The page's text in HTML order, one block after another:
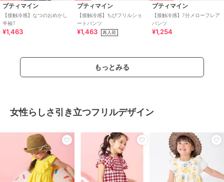
プティマイン
【接触冷感】なつのおめかし
半袖T
¥1,463
プティマイン
【接触冷感】ちびフリルショ
ートパンツ
¥1,463 再入荷
プティマイン
【接触冷感】7分メローフレア
パンツ
¥1,254
もっとみる
女性らしさ引き立つフリルデザイン